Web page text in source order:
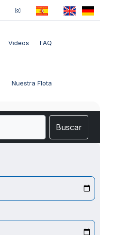
Videos FAQ
Nuestra Flota
Buscar